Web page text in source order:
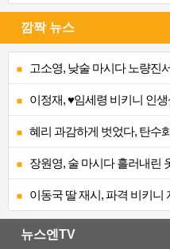
깜짝 뉴스
고소영, 낮술 마시다 노량진
이정재, ♥임세령 비키니 인
혜리 과감하게 벗었다, 탄수
장원영, 술 마시다 흘러내린
이동국 딸 재시, 파격 비키
뉴스엔TV